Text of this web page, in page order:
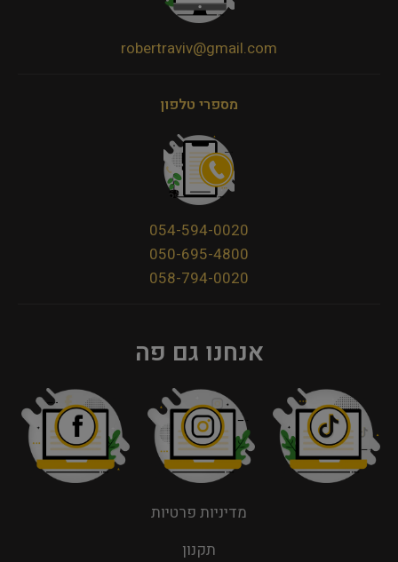
robertraviv@gmail.com
מספרי טלפון
054-594-0020
050-695-4800
058-794-0020
אנחנו גם פה
מדיניות פרטיות
תקנון